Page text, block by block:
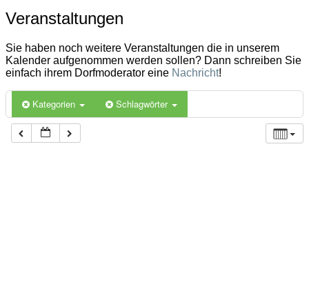
Veranstaltungen
Veranstaltungen
Sie haben noch weitere Veranstaltungen die in unserem
Kalender aufgenommen werden sollen? Dann schreiben Sie
einfach ihrem Dorfmoderator eine Nachricht!
Kategorien Schlagwörter